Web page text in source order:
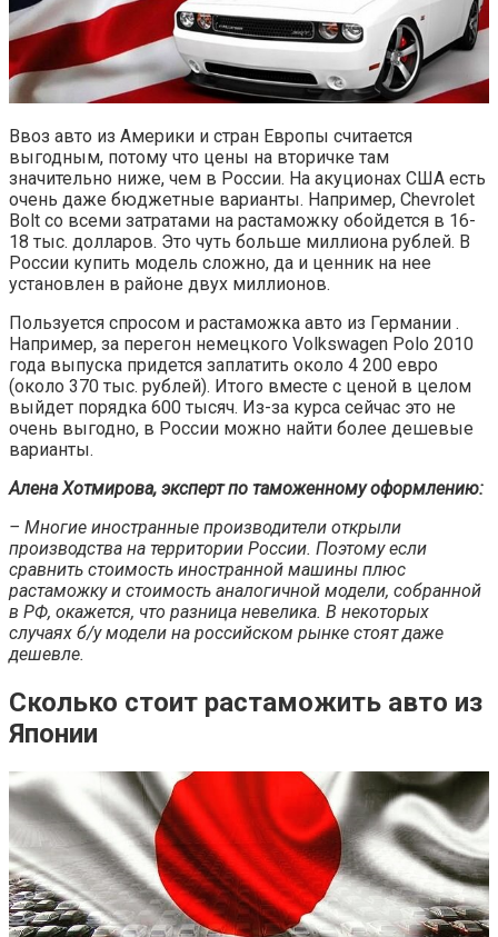
Ввоз авто из Америки и стран Европы считается
выгодным, потому что цены на вторичке там
значительно ниже, чем в России. На акуционах США есть
очень даже бюджетные варианты. Например, Chevrolet
Bolt со всеми затратами на растаможку обойдется в 16-
18 тыс. долларов. Это чуть больше миллиона рублей. В
России купить модель сложно, да и ценник на нее
установлен в районе двух миллионов.
Пользуется спросом и растаможка авто из Германии .
Например, за перегон немецкого Volkswagen Polo 2010
года выпуска придется заплатить около 4 200 евро
(около 370 тыс. рублей). Итого вместе с ценой в целом
выйдет порядка 600 тысяч. Из-за курса сейчас это не
очень выгодно, в России можно найти более дешевые
варианты.
Алена Хотмирова, эксперт по таможенному оформлению:
– Многие иностранные производители открыли
производства на территории России. Поэтому если
сравнить стоимость иностранной машины плюс
растаможку и стоимость аналогичной модели, собранной
в РФ, окажется, что разница невелика. В некоторых
случаях б/у модели на российском рынке стоят даже
дешевле.
Сколько стоит растаможить авто из
Японии